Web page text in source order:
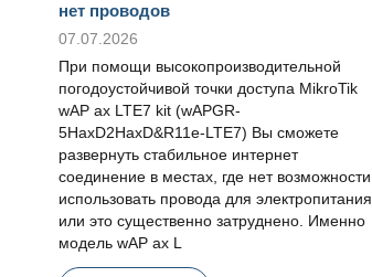
нет проводов
07.07.2026
При помощи высокопроизводительной
погодоустойчивой точки доступа MikroTik
wAP ax LTE7 kit (wAPGR-
5HaxD2HaxD&R11e-LTE7) Вы сможете
развернуть стабильное интернет
соединение в местах, где нет возможности
использовать провода для электропитания
или это существенно затруднено. Именно
модель wAP ax L